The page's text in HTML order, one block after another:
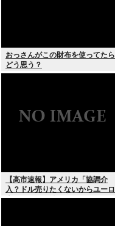
おっさんがこの財布を使ってたら
どう思う？
【高市速報】アメリカ「協調介
入？ドル売りたくないからユーロ
売るわ」EU激怒www